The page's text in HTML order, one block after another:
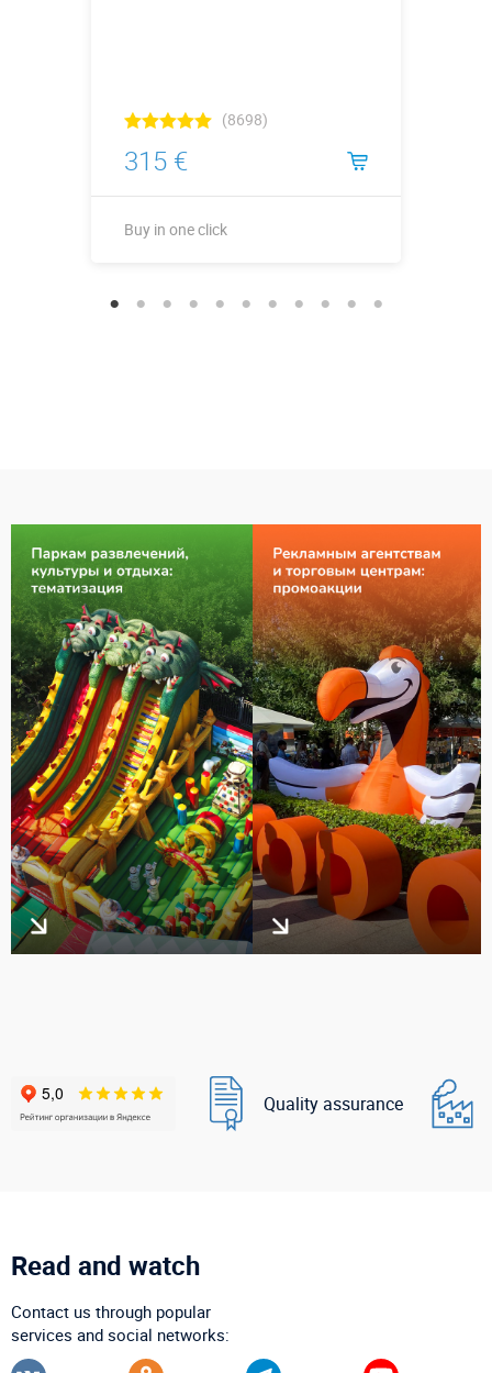
(8698)
315 €
Buy in one click
Quality assurance
Read and watch
Contact us through popular
services and social networks: